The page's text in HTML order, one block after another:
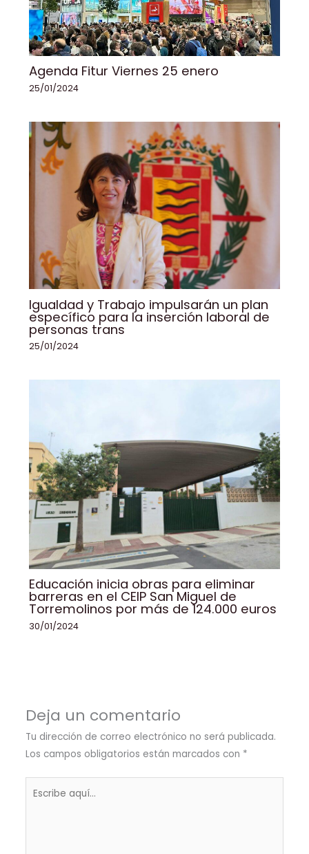
Agenda Fitur Viernes 25 enero
25/01/2024
Igualdad y Trabajo impulsarán un plan
específico para la inserción laboral de
personas trans
25/01/2024
Educación inicia obras para eliminar
barreras en el CEIP San Miguel de
Torremolinos por más de 124.000 euros
30/01/2024
Deja un comentario
Tu dirección de correo electrónico no será publicada.
Los campos obligatorios están marcados con *